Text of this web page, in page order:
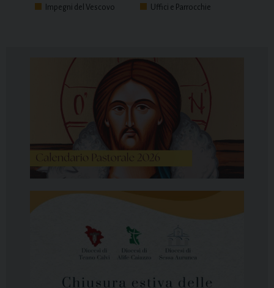
Impegni del Vescovo Uffici e Parrocchie